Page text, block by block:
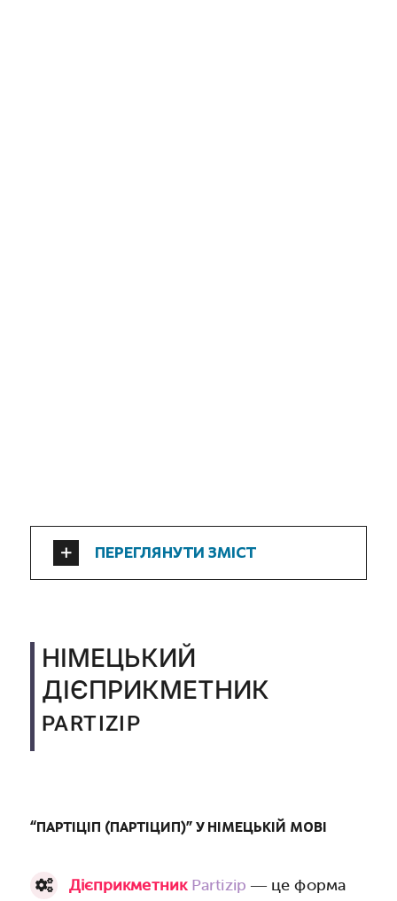
ПЕРЕГЛЯНУТИ ЗМІСТ
НІМЕЦЬКИЙ
ДІЄПРИКМЕТНИК
PARTIZIP
“ПАРТІЦІП (ПАРТІЦИП)” У НІМЕЦЬКІЙ МОВІ
Дієприкметник Partizip — це форма